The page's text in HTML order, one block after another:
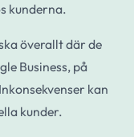
kunderna.
överallt där de
Business, på
kan
kunder.